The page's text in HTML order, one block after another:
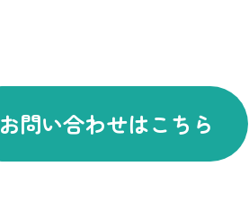
お問い合わせはこちら